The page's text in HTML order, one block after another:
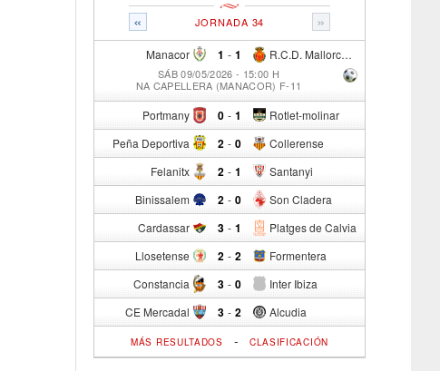
« »
JORNADA 34
Manacor 1 - R.C.D. Mallorca Sad "B"
1
SÁB 09/05/2026 - 15:00 H
NA CAPELLERA (MANACOR) F-11
Portmany 0 - Rotlet-molinar
1
Peña Deportiva 2 - Collerense
0
Felanitx 2 - Santanyi
1
Binissalem 2 - Son Cladera
0
Cardassar 3 - Platges de Calvia
1
Llosetense 2 - Formentera
2
Constancia 3 - Inter Ibiza
0
CE Mercadal 3 - Alcudia
2
MÁS RESULTADOS - CLASIFICACIÓN